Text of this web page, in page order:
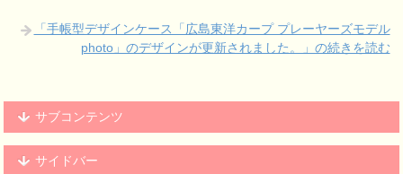
「手帳型デザインケース「広島東洋カープ プレーヤーズモデル
photo」のデザインが更新されました。」の続きを読む
サブコンテンツ
サイドバー